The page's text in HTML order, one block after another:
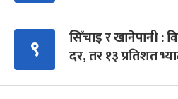
९
सिँचाइ र खानेपानी :
दर, तर १३ प्रतिशत